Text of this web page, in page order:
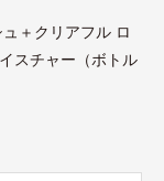
＋クリアフル ロ
スチャー（ボトル